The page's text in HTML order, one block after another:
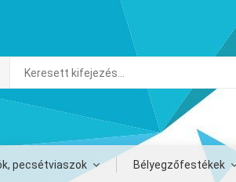
pecsétviaszok Bélyegzőfestékek